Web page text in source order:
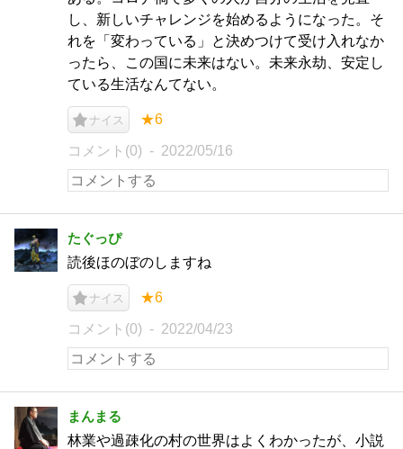
し、新しいチャレンジを始めるようになった。そ
れを「変わっている」と決めつけて受け入れなか
ったら、この国に未来はない。未来永劫、安定し
ている生活なんてない。
ナイス ★6
コメント(0) 2022/05/16
たぐっぴ
読後ほのぼのしますね
ナイス ★6
コメント(0) 2022/04/23
まんまる
林業や過疎化の村の世界はよくわかったが、小説